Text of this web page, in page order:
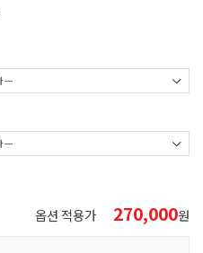
옵션 적용가 270,000원